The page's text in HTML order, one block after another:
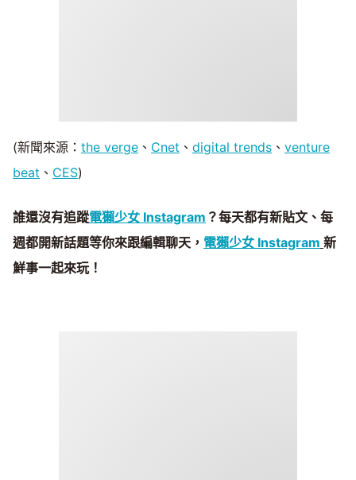
(新聞來源： the verge 、 Cnet 、 digital trends 、 venture
beat 、 CES)
誰還沒有追蹤電獺少女 Instagram ？每天都有新貼文、每
週都開新話題等你來跟編輯聊天， 電獺少女 Instagram 新
鮮事一起來玩！